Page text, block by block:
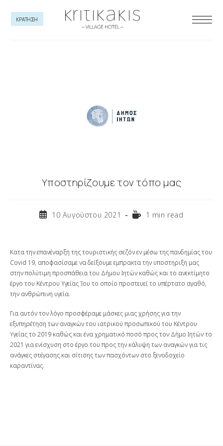
ΚΡΑΤΗΣΗ
Υποστηρίζουμε τον τόπο μας
Post10 Αυγούστου 2021
Reading1 min read
Κατα την επανέναρξη της τουριστικής σεζόν εν μέσω της πανδημίας του
Covid 19, αποφασίσαμε να δείξουμε εμπρακτα την υποστηριξη μας
στην πολύτιμη προσπάθεια του Δήμου Ιητών καθώς και το ανεκτίμητο
έργο του Κέντρου Υγείας Ίου το οποίο προστευεί το υπέρτατο αγαθό,
την ανθρώπινη υγεία.
Για αυτόν τον λόγο προσφέραμε μάσκες μιας χρήσης για την
εξυπηρέτηση των αναγκών του ιατρικού προσωπικού του Κέντρου
Υγείας το 2019 καθώς και ένα χρηματικό ποσό προς τον Δήμο Ιητών το
2021 για ενίσχυση στο έργο του προς την κάλυψη των αναγκών για τις
ανάγκες στέγασης και σίτισης των πασχόντων στο ξενοδοχείο
καραντίνας.